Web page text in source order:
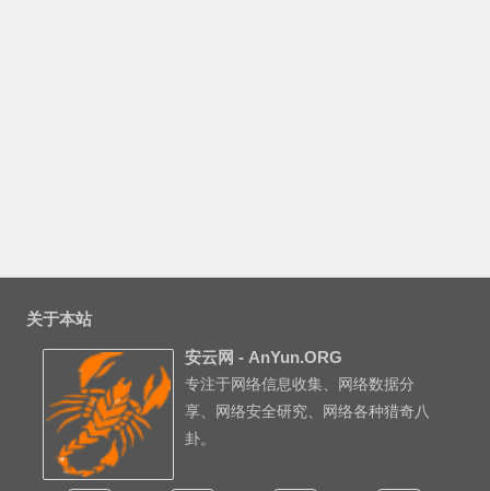
关于本站
安云网 - AnYun.ORG
专注于网络信息收集、网络数据分
享、网络安全研究、网络各种猎奇八
卦。